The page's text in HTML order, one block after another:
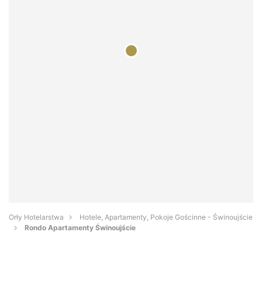
Orły Hotelarstwa
Hotele, Apartamenty, Pokoje Gościnne - Świnoujście
Rondo Apartamenty Świnoujście